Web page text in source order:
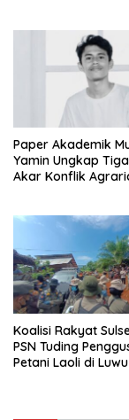
Paper Akademik
Yamin Ungkap
Akar Konflik
Koalisi Rakyat
PSN Tuding
Petani Laoli di